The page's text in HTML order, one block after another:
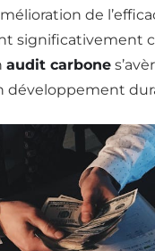
de
significativement
audit carbone
développement